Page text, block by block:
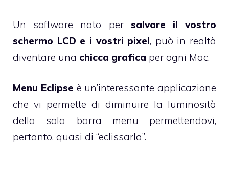
Un software nato per salvare il vostro
schermo LCD e i vostri pixel, può in realtà
diventare una chicca grafica per ogni Mac.
Menu Eclipse è un’interessante applicazione
che vi permette di diminuire la luminosità
della sola barra menu permettendovi,
pertanto, quasi di “eclissarla”.